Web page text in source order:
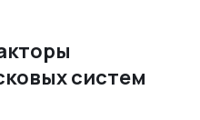
систем